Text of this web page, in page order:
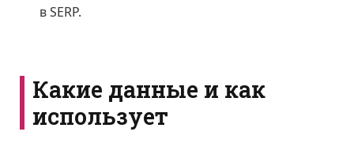
в SERP.
Какие данные и как
использует